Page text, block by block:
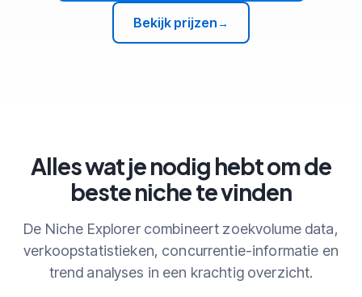
Bekijk prijzen→
Alles wat je nodig hebt om de
beste niche te vinden
De Niche Explorer combineert zoekvolume data,
verkoopstatistieken, concurrentie-informatie en
trend analyses in een krachtig overzicht.